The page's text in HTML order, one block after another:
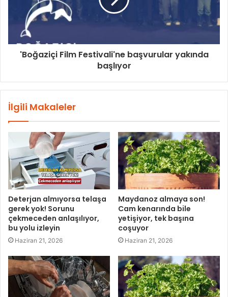
'Boğaziçi Film Festivali'ne başvurular yakında
başlıyor
İlgili Makaleler
Deterjan almıyorsa telaşa
gerek yok! Sorunu
çekmeceden anlaşılıyor,
bu yolu izleyin
Haziran 21, 2026
Maydanoz almaya son!
Cam kenarında bile
yetişiyor, tek başına
coşuyor
Haziran 21, 2026